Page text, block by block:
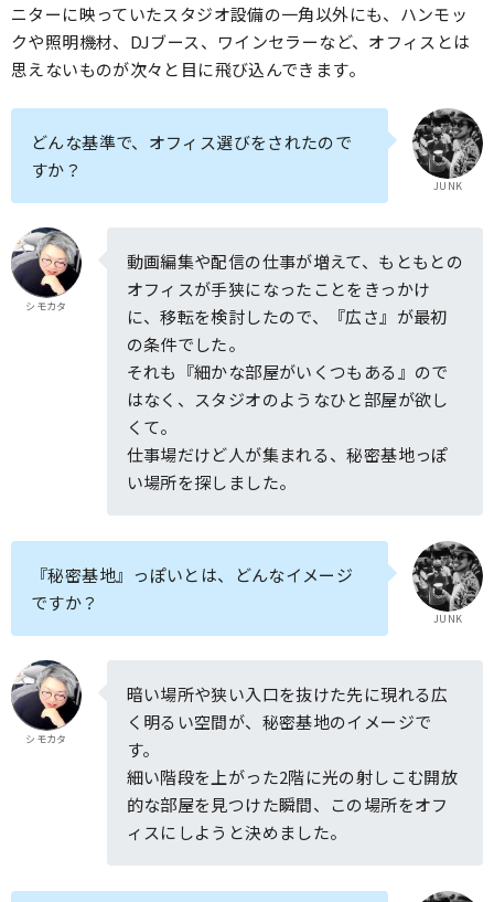
ニターに映っていたスタジオ設備の一角以外にも、ハンモッ
クや照明機材、DJブース、ワインセラーなど、オフィスとは
思えないものが次々と目に飛び込んできます。
JUNK
どんな基準で、オフィス選びをされたので
すか？
シモカタ
動画編集や配信の仕事が増えて、もともとの
オフィスが手狭になったことをきっかけ
に、移転を検討したので、『広さ』が最初
の条件でした。
それも『細かな部屋がいくつもある』ので
はなく、スタジオのようなひと部屋が欲し
くて。
仕事場だけど人が集まれる、秘密基地っぽ
い場所を探しました。
JUNK
『秘密基地』っぽいとは、どんなイメージ
ですか？
シモカタ
暗い場所や狭い入口を抜けた先に現れる広
く明るい空間が、秘密基地のイメージで
す。
細い階段を上がった2階に光の射しこむ開放
的な部屋を見つけた瞬間、この場所をオフ
ィスにしようと決めました。